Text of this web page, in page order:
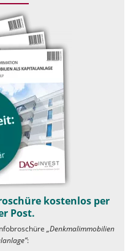
kostenlos per
Post.
„Denkmalimmobilien
: